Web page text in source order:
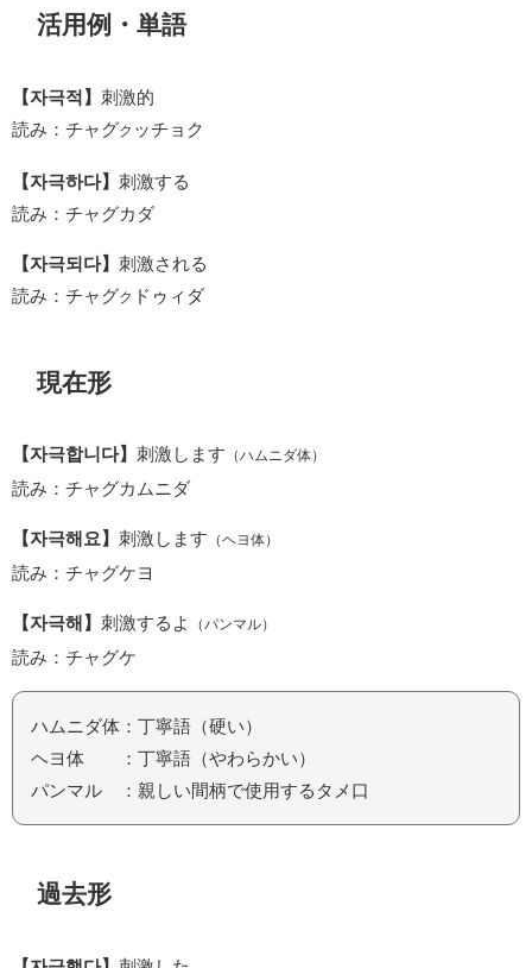
活用例・単語
【자극적】 刺激的
読み：チャグク ッチョク
【자극하다】 刺激する
読み：チャグカダ
【자극되다】 刺激される
読み：チャグク ドゥィダ
現在形
【자극합니다】 刺激します （ハムニダ体）
読み：チャグカムニダ
【자극해요】 刺激します （ヘヨ体）
読み：チャグケヨ
【자극해】 刺激するよ （パンマル）
読み：チャグケ
ハムニダ体：丁寧語（硬い）
ヘヨ体 ：丁寧語（やわらかい）
パンマル ：親しい間柄で使用するタメ口
過去形